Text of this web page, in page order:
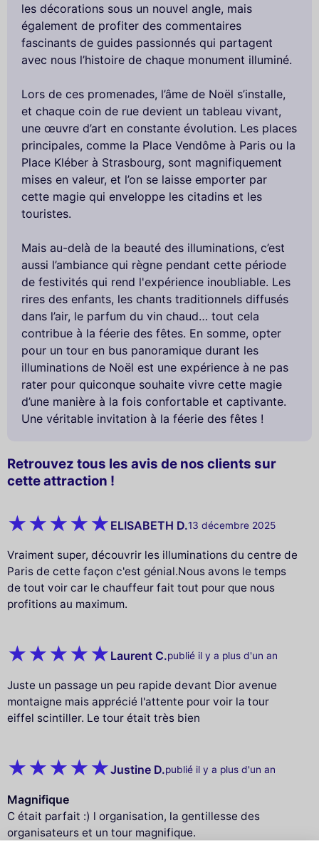
Retrouvez tous les avis de nos clients sur
cette attraction !
ELISABETH D.13 décembre 2025
Vraiment super, découvrir les illuminations du centre de
Paris de cette façon c'est génial.Nous avons le temps
de tout voir car le chauffeur fait tout pour que nous
profitions au maximum.
Laurent C.publié il y a plus d'un an
Juste un passage un peu rapide devant Dior avenue
montaigne mais apprécié l'attente pour voir la tour
eiffel scintiller. Le tour était très bien
Justine D.publié il y a plus d'un an
Magnifique
C était parfait :) l organisation, la gentillesse des
organisateurs et un tour magnifique.
les décorations sous un nouvel angle, mais
également de profiter des commentaires
fascinants de guides passionnés qui partagent
avec nous l’histoire de chaque monument illuminé.
Lors de ces promenades, l’âme de Noël s’installe,
et chaque coin de rue devient un tableau vivant,
une œuvre d’art en constante évolution. Les places
principales, comme la Place Vendôme à Paris ou la
Place Kléber à Strasbourg, sont magnifiquement
mises en valeur, et l’on se laisse emporter par
cette magie qui enveloppe les citadins et les
touristes.
Mais au-delà de la beauté des illuminations, c’est
aussi l’ambiance qui règne pendant cette période
de festivités qui rend l'expérience inoubliable. Les
rires des enfants, les chants traditionnels diffusés
dans l’air, le parfum du vin chaud… tout cela
contribue à la féerie des fêtes. En somme, opter
pour un tour en bus panoramique durant les
illuminations de Noël est une expérience à ne pas
rater pour quiconque souhaite vivre cette magie
d’une manière à la fois confortable et captivante.
Une véritable invitation à la féerie des fêtes !